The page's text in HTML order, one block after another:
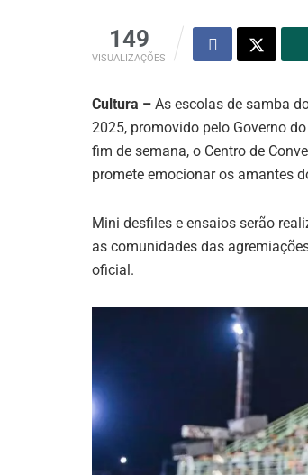
149
VISUALIZAÇÕES
Cultura – As escolas de samba
2025, promovido pelo Governo
fim de semana, o Centro de
promete emocionar os amantes
Mini desfiles e ensaios serão
as comunidades das
oficial.